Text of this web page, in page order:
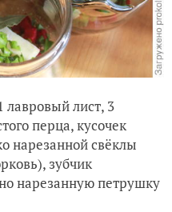
лавровый лист, 3
перца, кусочек
нарезанной свёклы
зубчик
нарезанную петрушку